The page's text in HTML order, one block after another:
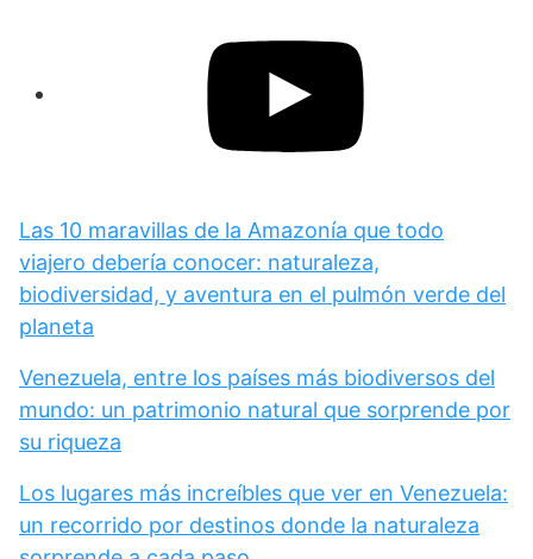
Las 10 maravillas de la Amazonía que todo
viajero debería conocer: naturaleza,
biodiversidad, y aventura en el pulmón verde del
planeta
Venezuela, entre los países más biodiversos del
mundo: un patrimonio natural que sorprende por
su riqueza
Los lugares más increíbles que ver en Venezuela:
un recorrido por destinos donde la naturaleza